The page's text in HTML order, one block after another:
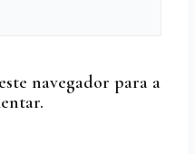
navegador para a